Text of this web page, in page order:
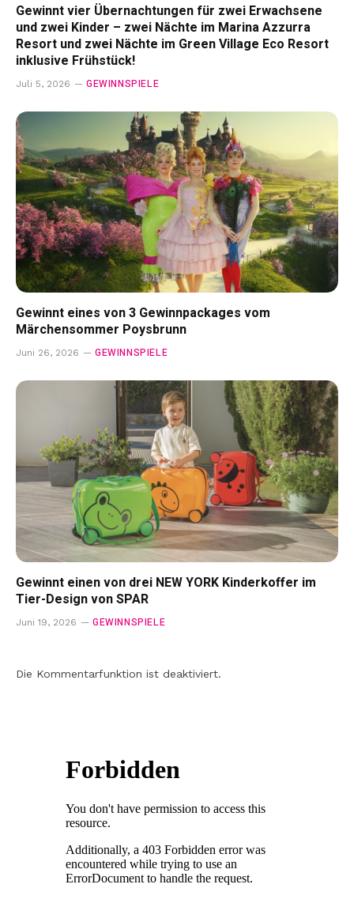
Gewinnt vier Übernachtungen für zwei Erwachsene
und zwei Kinder – zwei Nächte im Marina Azzurra
Resort und zwei Nächte im Green Village Eco Resort
inklusive Frühstück!
Juli 5, 2026 GEWINNSPIELE
Gewinnt eines von 3 Gewinnpackages vom
Märchensommer Poysbrunn
Juni 26, 2026 GEWINNSPIELE
Gewinnt einen von drei NEW YORK Kinderkoffer im
Tier-Design von SPAR
Juni 19, 2026 GEWINNSPIELE
Die Kommentarfunktion ist deaktiviert.